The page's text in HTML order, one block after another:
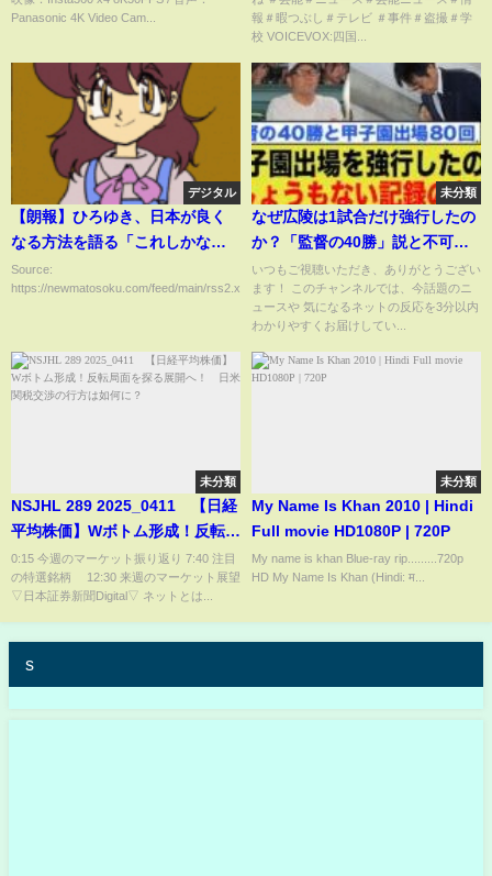
Panasonic 4K Video Cam...
の課長を歴任
報＃暇つぶし＃テレビ ＃事件＃盗撮＃学
校 VOICEVOX:四国...
デジタル
【朗報】ひろゆき、日本が良く
なる方法を語る「これしかない
んですけど」
Source:
https://newmatosoku.com/feed/main/rss2.xml...
未分類
なぜ広陵は1試合だけ強行したの
か？「監督の40勝」説と不可解
な辞退理由に批判殺到…その真
相とは
いつもご視聴いただき、ありがとうござい
ます！ このチャンネルでは、今話題のニ
ュースや 気になるネットの反応を3分以内
わかりやすくお届けしてい...
未分類
NSJHL 289 2025_0411 【日経
平均株価】Wボトム形成！反転局
面を探る展開へ！ 日米関税交
渉の行方は如何に？
0:15 今週のマーケット振り返り 7:40 注目
の特選銘柄 12:30 来週のマーケット展望
▽日本証券新聞Digital▽ ネットとは...
未分類
My Name Is Khan 2010 | Hindi
Full movie HD1080P | 720P
My name is khan Blue-ray rip.........720p
HD My Name Is Khan (Hindi: म...
s